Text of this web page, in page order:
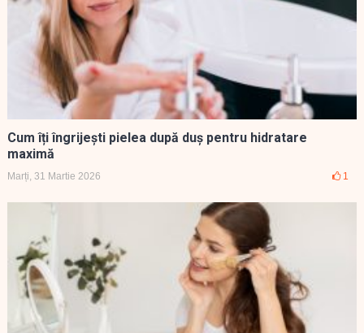
Cum îți îngrijești pielea după duș pentru hidratare
maximă
Marți, 31 Martie 2026 1